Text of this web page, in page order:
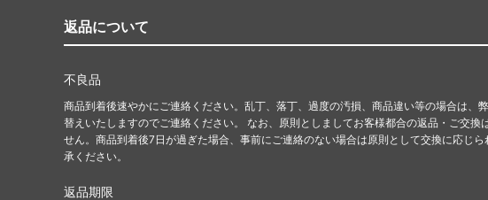
返品について
不良品
商品到着後速やかにご連絡ください。乱丁、落丁、過度の汚損、商品違い等の場合は、
替えいたしますのでご連絡ください。 なお、原則としましてお客様都合の返品・ご交換
せん。商品到着後7日が過ぎた場合、事前にご連絡のない場合は原則として交換に応じら
承ください。
返品期限